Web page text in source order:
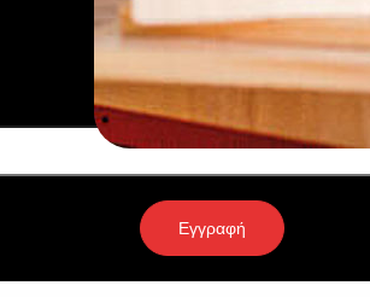
Newsletter
Εγγραφή